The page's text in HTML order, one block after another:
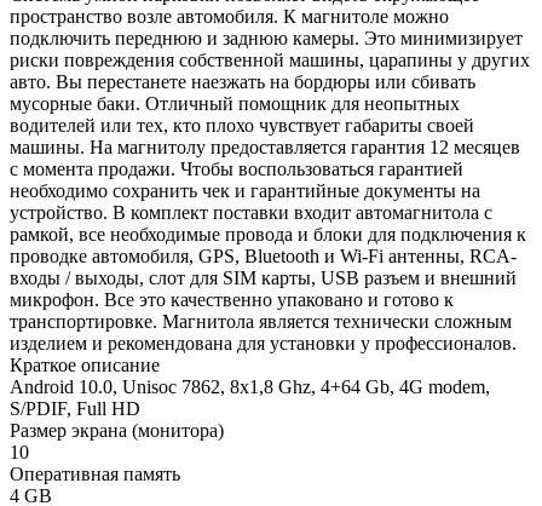
пространство возле автомобиля. К магнитоле можно
подключить переднюю и заднюю камеры. Это минимизирует
риски повреждения собственной машины, царапины у других
авто. Вы перестанете наезжать на бордюры или сбивать
мусорные баки. Отличный помощник для неопытных
водителей или тех, кто плохо чувствует габариты своей
машины. На магнитолу предоставляется гарантия 12 месяцев
с момента продажи. Чтобы воспользоваться гарантией
необходимо сохранить чек и гарантийные документы на
устройство. В комплект поставки входит автомагнитола с
рамкой, все необходимые провода и блоки для подключения к
проводке автомобиля, GPS, Bluetooth и Wi-Fi антенны, RCA-
входы / выходы, слот для SIM карты, USB разъем и внешний
микрофон. Все это качественно упаковано и готово к
транспортировке. Магнитола является технически сложным
изделием и рекомендована для установки у профессионалов.
Краткое описание
Android 10.0, Unisoc 7862, 8х1,8 Ghz, 4+64 Gb, 4G modem,
S/PDIF, Full HD
Размер экрана (монитора)
10
Оперативная память
4 GB